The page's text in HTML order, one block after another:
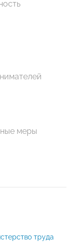
меры
труда